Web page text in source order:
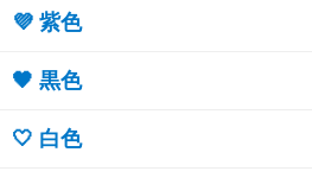
💜 紫色
🖤 黒色
🤍 白色